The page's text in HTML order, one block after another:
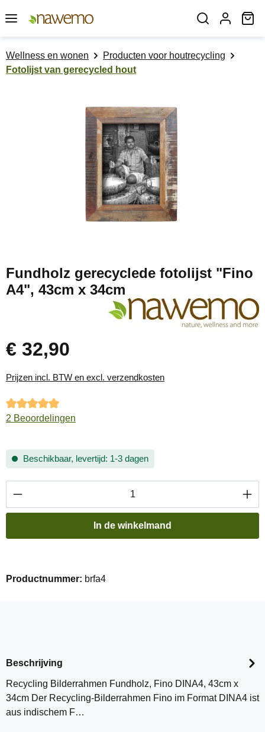
Ga naar de hoofdinhoud
Wellness en wonen
Producten voor houtrecycling
Fotolijst van gerecycled hout
Afbeeldingengalerij overslaan
Fundholz gerecyclede fotolijst "Fino
A4", 43cm x 34cm
Normale prijs:
€ 32,90
Prijzen incl. BTW en excl. verzendkosten
Gemiddelde waardering van 5 van 5 sterren
2 Beoordelingen
Beschikbaar, levertijd: 1-3 dagen
Producthoeveelheid: Voer de gewenste
In de winkelmand
Productnummer: brfa4
Beschrijving
Recycling Bilderrahmen Fundholz, Fino DINA4, 43cm x
34cm Der Recycling-Bilderrahmen Fino im Format DINA4 ist
aus indischem F…